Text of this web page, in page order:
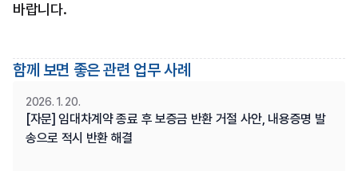
바랍니다.
함께 보면 좋은 관련 업무 사례
[자문] 임대차계약 종료 후 보증금 반환 거절 사안, 내용증명 발
송으로 적시 반환 해결
2026. 1. 20.